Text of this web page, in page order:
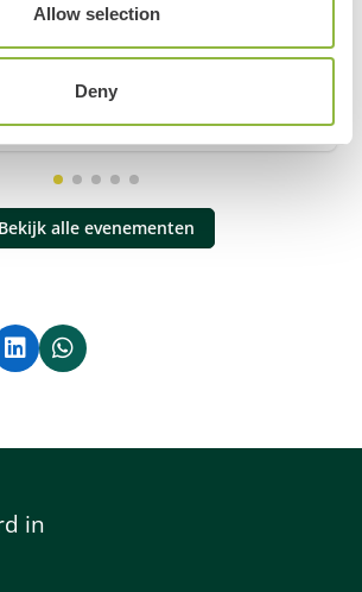
Allow selection
Deny
Ontluikt
Bekijk alle evenementen
in